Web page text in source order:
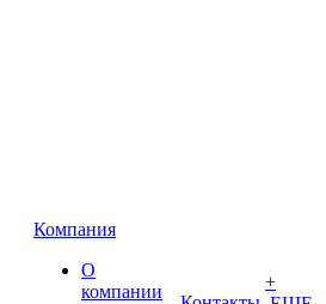
Компания
О
компании
+